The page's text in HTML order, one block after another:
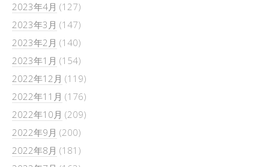
2023年4月 (127)
2023年3月 (147)
2023年2月 (140)
2023年1月 (154)
2022年12月 (119)
2022年11月 (176)
2022年10月 (209)
2022年9月 (200)
2022年8月 (181)